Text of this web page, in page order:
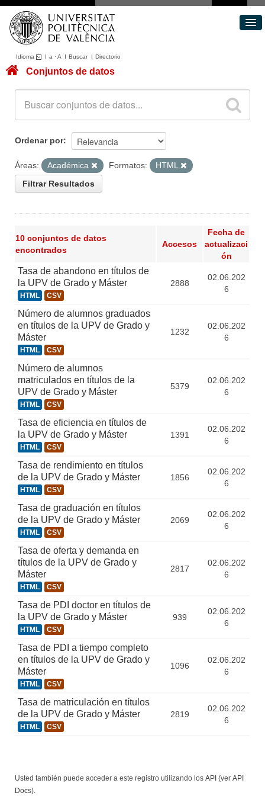
Idioma I a ·A I BuscarI Directorio
Conjuntos de datos
Acerca de
Portal de Transparencia
Conjuntos de datos
Ordenar por
Áreas: Académica Formatos:
HTML
Filtrar Resultados
10 conjuntos de datos
encontrados
Accesos
Fecha de
actualizaci
ón
Tasa de abandono en títulos de
la UPV de Grado y Máster
HTML CSV
2888
02.06.202
6
Número de alumnos graduados
en títulos de la UPV de Grado y
Máster
HTML CSV
1232
02.06.202
6
Número de alumnos
matriculados en títulos de la
UPV de Grado y Máster
HTML CSV
5379
02.06.202
6
Tasa de eficiencia en títulos de
la UPV de Grado y Máster
HTML CSV
1391
02.06.202
6
Tasa de rendimiento en títulos
de la UPV de Grado y Máster
HTML CSV
1856
02.06.202
6
Tasa de graduación en títulos
de la UPV de Grado y Máster
HTML CSV
2069
02.06.202
6
Tasa de oferta y demanda en
títulos de la UPV de Grado y
Máster
HTML CSV
2817
02.06.202
6
Tasa de PDI doctor en títulos de
la UPV de Grado y Máster
HTML CSV
939
02.06.202
6
Tasa de PDI a tiempo completo
en títulos de la UPV de Grado y
Máster
HTML CSV
1096
02.06.202
6
Tasa de matriculación en títulos
de la UPV de Grado y Máster
HTML CSV
2819
02.06.202
6
Usted también puede acceder a este registro utilizando los API (ver API
Docs).